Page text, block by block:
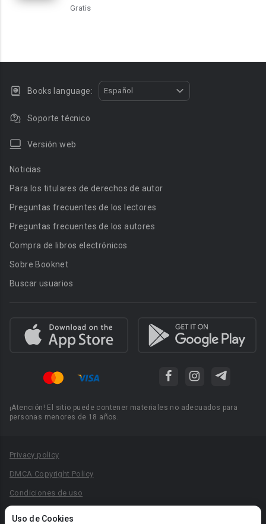
Gratis
Uso de Cookies
Books language: Español
Soporte técnico
Versión web
Noticias
Para los titulares de derechos de autor
Preguntas frecuentes de los lectores
Preguntas frecuentes de los autores
Compra de libros electrónicos
Sobre Booknet
Buscar usuarios
¡Atención! El sitio puede contener materiales no adecuados para
personas menores de 18 años.
Privacy policy
DMCA Copyright Policy
Condiciones de uso